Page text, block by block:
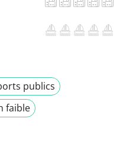
publics
faible